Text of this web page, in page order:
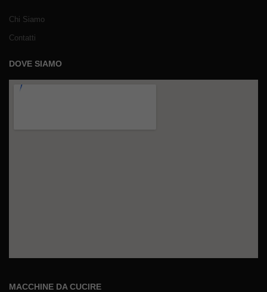
Chi Siamo
Contatti
DOVE SIAMO
MACCHINE DA CUCIRE